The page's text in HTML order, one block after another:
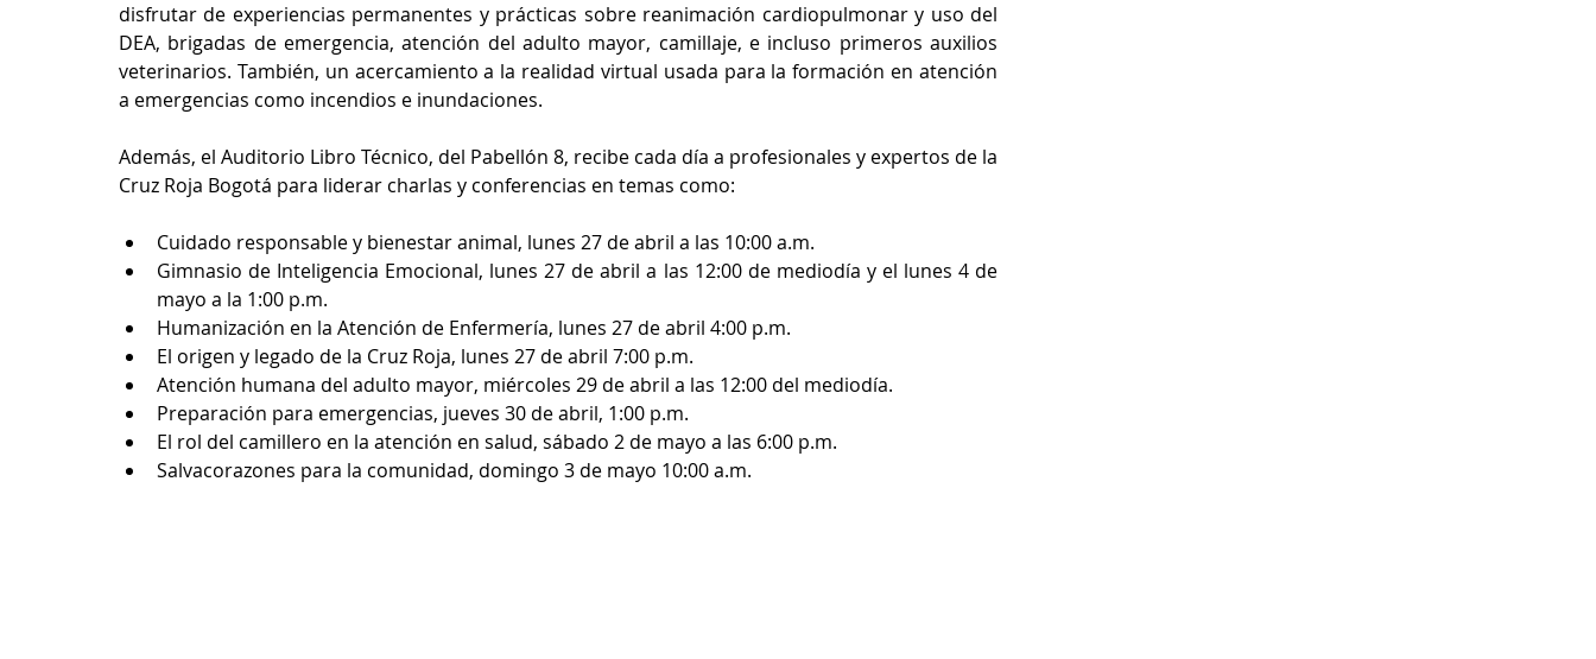
disfrutar de experiencias permanentes y prácticas sobre reanimación cardiopulmonar y uso del
DEA, brigadas de emergencia, atención del adulto mayor, camillaje, e incluso primeros auxilios
veterinarios. También, un acercamiento a la realidad virtual usada para la formación en atención
a emergencias como incendios e inundaciones.
Además, el Auditorio Libro Técnico, del Pabellón 8, recibe cada día a profesionales y expertos de la
Cruz Roja Bogotá para liderar charlas y conferencias en temas como:
Cuidado responsable y bienestar animal, lunes 27 de abril a las 10:00 a.m.
Gimnasio de Inteligencia Emocional, lunes 27 de abril a las 12:00 de mediodía y el lunes 4 de
mayo a la 1:00 p.m.
Humanización en la Atención de Enfermería, lunes 27 de abril 4:00 p.m.
El origen y legado de la Cruz Roja, lunes 27 de abril 7:00 p.m.
Atención humana del adulto mayor, miércoles 29 de abril a las 12:00 del mediodía.
Preparación para emergencias, jueves 30 de abril, 1:00 p.m.
El rol del camillero en la atención en salud, sábado 2 de mayo a las 6:00 p.m.
Salvacorazones para la comunidad, domingo 3 de mayo 10:00 a.m.